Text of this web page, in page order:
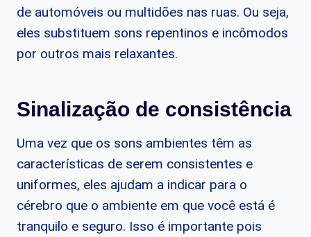
de automóveis ou multidões nas ruas. Ou seja,
eles substituem sons repentinos e incômodos
por outros mais relaxantes.
Sinalização de consistência
Uma vez que os sons ambientes têm as
características de serem consistentes e
uniformes, eles ajudam a indicar para o
cérebro que o ambiente em que você está é
tranquilo e seguro. Isso é importante pois